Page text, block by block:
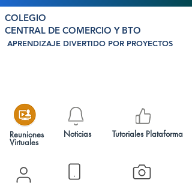
Tutoriales Plataforma
Noticias
Reuniones
Virtuales
COLEGIO
CENTRAL DE COMERCIO Y BTO
APRENDIZAJE DIVERTIDO POR PROYECTOS